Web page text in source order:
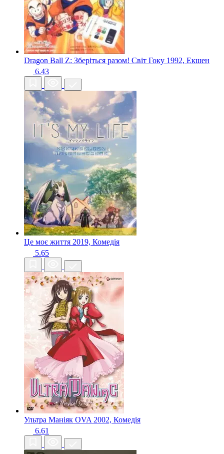
Dragon Ball Z: Зберіться разом! Світ Гоку 1992, Екшен
6.43
Це моє життя 2019, Комедія
5.65
Ультра Маніяк OVA 2002, Комедія
6.61